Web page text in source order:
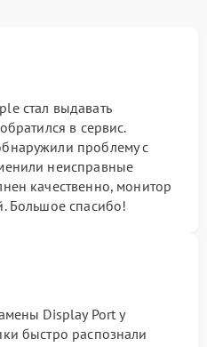
стал выдавать
в сервис.
проблему с
неисправные
качественно, монитор
Большое спасибо!
Display Port у
быстро распознали